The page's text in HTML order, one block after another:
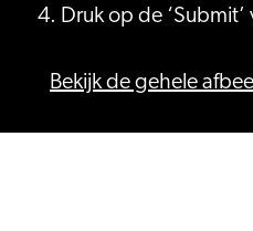
Druk op de
Bekijk de gehele